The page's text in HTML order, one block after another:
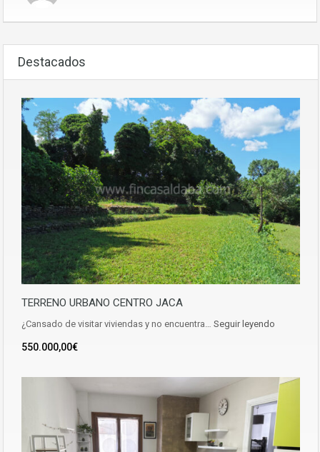
Destacados
TERRENO URBANO CENTRO JACA
¿Cansado de visitar viviendas y no encuentra… Seguir leyendo
550.000,00€